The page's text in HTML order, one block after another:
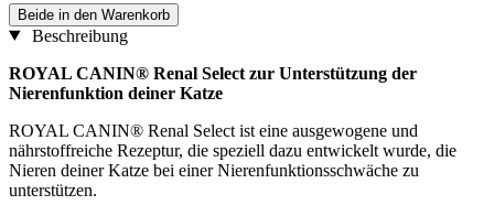
Beide in den Warenkorb
Beschreibung
ROYAL CANIN® Renal Select zur Unterstützung der
Nierenfunktion deiner Katze
ROYAL CANIN® Renal Select ist eine ausgewogene und
nährstoffreiche Rezeptur, die speziell dazu entwickelt wurde, die
Nieren deiner Katze bei einer Nierenfunktionsschwäche zu
unterstützen.